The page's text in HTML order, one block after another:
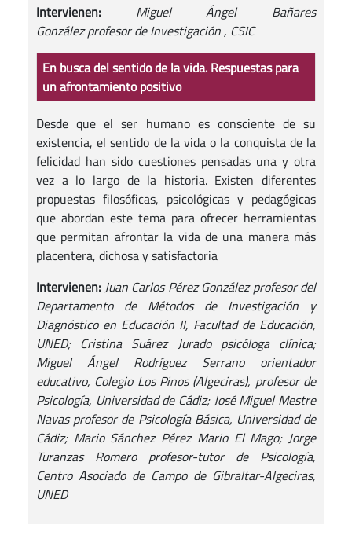
Intervienen: Miguel Ángel Bañares
González profesor de Investigación , CSIC
En busca del sentido de la vida. Respuestas para
un afrontamiento positivo
Desde que el ser humano es consciente de su
existencia, el sentido de la vida o la conquista de la
felicidad han sido cuestiones pensadas una y otra
vez a lo largo de la historia. Existen diferentes
propuestas filosóficas, psicológicas y pedagógicas
que abordan este tema para ofrecer herramientas
que permitan afrontar la vida de una manera más
placentera, dichosa y satisfactoria
Intervienen: Juan Carlos Pérez González profesor del
Departamento de Métodos de Investigación y
Diagnóstico en Educación II, Facultad de Educación,
UNED; Cristina Suárez Jurado psicóloga clínica;
Miguel Ángel Rodríguez Serrano orientador
educativo, Colegio Los Pinos (Algeciras), profesor de
Psicología, Universidad de Cádiz; José Miguel Mestre
Navas profesor de Psicología Básica, Universidad de
Cádiz; Mario Sánchez Pérez Mario El Mago; Jorge
Turanzas Romero profesor-tutor de Psicología,
Centro Asociado de Campo de Gibraltar-Algeciras,
UNED